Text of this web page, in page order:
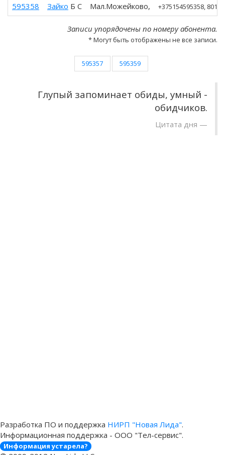
595358
Зайко Б С Мал.Можейково, +375154595358 ,
Записи упорядочены по номеру абонента.
* Могут быть отображены не все записи.
595357 595359
Глупый запоминает обиды, умный -
обидчиков.
Цитата дня
Разработка ПО и поддержка НИРП "Новая Лида".
Информационная поддержка - ООО "Тел-сервис".
Информация устарела?